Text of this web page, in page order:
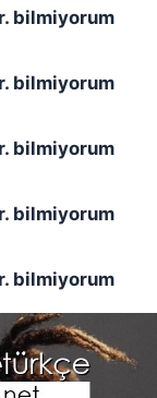
bilmiyorum
bilmiyorum
bilmiyorum
bilmiyorum
bilmiyorum